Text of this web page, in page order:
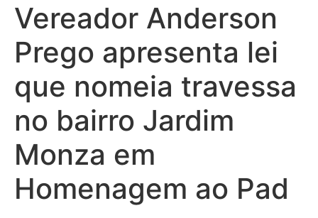
Vereador Anderson
Prego apresenta lei
que nomeia travessa
no bairro Jardim
Monza em
Homenagem ao Pad